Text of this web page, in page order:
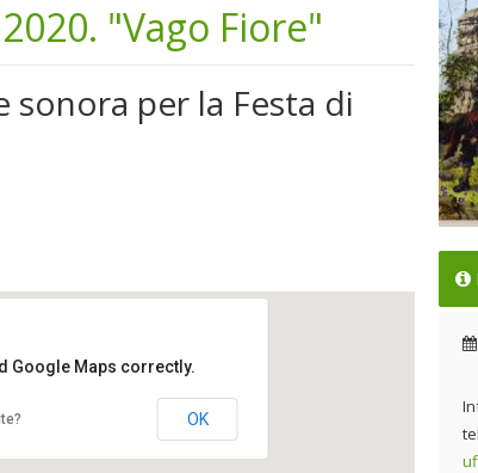
"Vago Fiore"
sonora per la Festa di
Google Maps correctly.
OK